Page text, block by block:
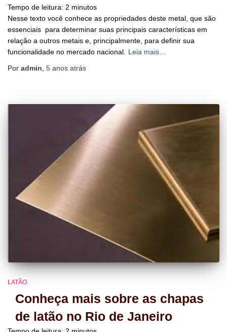
Tempo de leitura: 2 minutos
Nesse texto você conhece as propriedades deste metal, que são
essenciais para determinar suas principais características em
relação a outros metais e, principalmente, para definir sua
funcionalidade no mercado nacional.
Leia mais…
Por admin 5 anos atrás
LATÃO
Conheça mais sobre as chapas
de latão no Rio de Janeiro